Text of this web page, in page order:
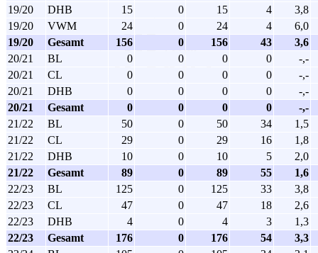
19/20
DHB 15 0 15 4
3,8
19/20
VWM 24 0 24 4
6,0
19/20
Gesamt 156 0 156 43
3,6
20/21
BL 0 0 0 0
-,-
20/21
CL 0 0 0 0
-,-
20/21
DHB 0 0 0 0
-,-
20/21
Gesamt 0 0 0 0
-,-
21/22
BL 50 0 50 34
1,5
21/22
CL 29 0 29 16
1,8
21/22
DHB 10 0 10 5
2,0
21/22
Gesamt 89 0 89 55
1,6
22/23
BL 125 0 125 33
3,8
22/23
CL 47 0 47 18
2,6
22/23
DHB 4 0 4 3
1,3
22/23
Gesamt 176 0 176 54
3,3